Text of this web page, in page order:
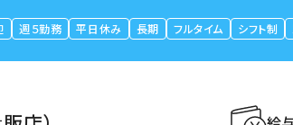
週５勤務 平日休み 長期 フルタイム シフト制